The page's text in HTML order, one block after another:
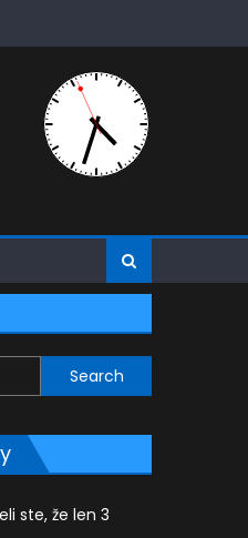
ste, že len 3